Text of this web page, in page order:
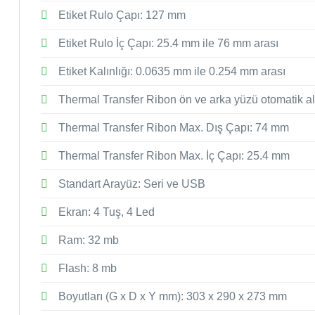
Etiket Rulo Çapı: 127 mm
Etiket Rulo İç Çapı: 25.4 mm ile 76 mm arası
Etiket Kalınlığı: 0.0635 mm ile 0.254 mm arası
Thermal Transfer Ribon ön ve arka yüzü otomatik
Thermal Transfer Ribon Max. Dış Çapı: 74 mm
Thermal Transfer Ribon Max. İç Çapı: 25.4 mm
Standart Arayüz: Seri ve USB
Ekran: 4 Tuş, 4 Led
Ram: 32 mb
Flash: 8 mb
Boyutları (G x D x Y mm): 303 x 290 x 273 mm